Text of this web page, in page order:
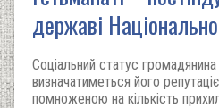
державі
Соціальний статус
визначатиметься його
помноженою на кількість